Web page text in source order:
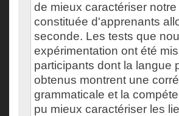
de mieux caractériser
constituée d'apprenants
seconde. Les tests que
expérimentation ont été
participants dont la langue
obtenus montrent une
grammaticale et la
pu mieux caractériser les